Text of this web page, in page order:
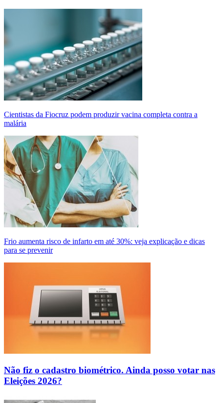
Cientistas da Fiocruz podem produzir vacina completa contra a
malária
Frio aumenta risco de infarto em até 30%: veja explicação e dicas
para se prevenir
Não fiz o cadastro biométrico. Ainda posso votar nas
Eleições 2026?